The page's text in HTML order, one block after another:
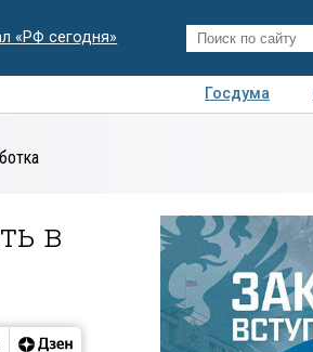
«РФ сегодня»
Госдума
экспертиза
в